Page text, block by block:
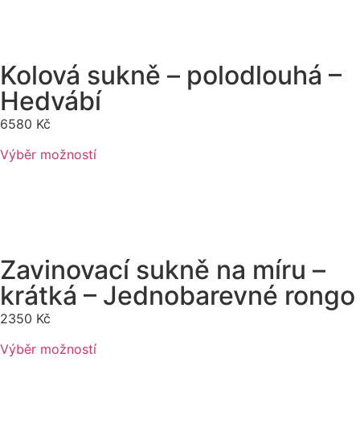
Kolová sukně – polodlouhá –
Hedvábí
6580 Kč
Výběr možností
Zavinovací sukně na míru –
krátká – Jednobarevné rongo
2350 Kč
Výběr možností